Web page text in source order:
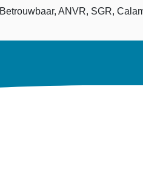
gaan
Betrouwbaar, ANVR, SGR,